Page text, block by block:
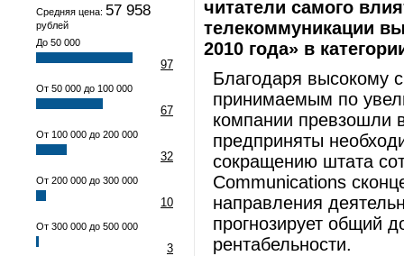
Средняя цена: 57 958
рублей
До 50 000
97
От 50 000 до 100 000
67
От 100 000 до 200 000
32
От 200 000 до 300 000
10
От 300 000 до 500 000
3
читатели самого
телекоммуникации
2010 года» в
Благодаря высокому
принимаемым по
компании превзошли
предприняты
сокращению штата
Communications
направления
прогнозирует общий
рентабельности.